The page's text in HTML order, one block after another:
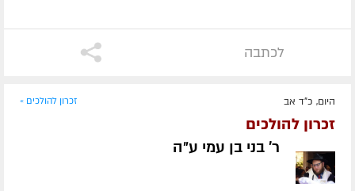
לכתבה
היום, כ"ד אב זכרון להולכים »
זכרון להולכים
ר' בני בן עמי ע״ה